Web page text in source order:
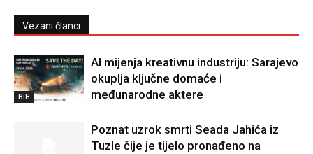
Vezani članci
BiH
AI mijenja kreativnu industriju: Sarajevo
okuplja ključne domaće i
međunarodne aktere
Poznat uzrok smrti Seada Jahića iz
Tuzle čije je tijelo pronađeno na